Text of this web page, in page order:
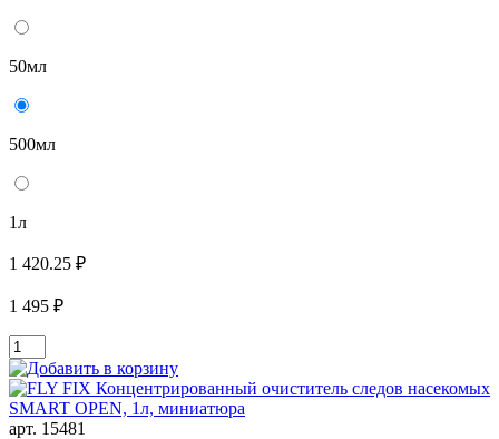
50мл
500мл
1л
1 420.25 ₽
1 495 ₽
арт. 15481